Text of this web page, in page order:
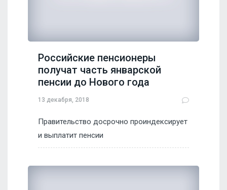
Российские пенсионеры
получат часть январской
пенсии до Нового года
13 декабря, 2018
Правительство досрочно проиндексирует
и выплатит пенсии